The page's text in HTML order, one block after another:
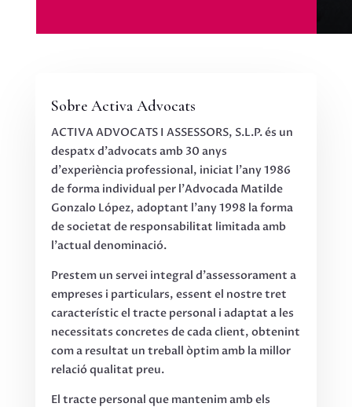
Sobre Activa Advocats
ACTIVA ADVOCATS I ASSESSORS, S.L.P. és un
despatx d'advocats amb 30 anys
d'experiència professional, iniciat l'any 1986
de forma individual per l'Advocada Matilde
Gonzalo López, adoptant l'any 1998 la forma
de societat de responsabilitat limitada amb
l'actual denominació.
Prestem un servei integral d'assessorament a
empreses i particulars, essent el nostre tret
característic el tracte personal i adaptat a les
necessitats concretes de cada client, obtenint
com a resultat un treball òptim amb la millor
relació qualitat preu.
El tracte personal que mantenim amb els